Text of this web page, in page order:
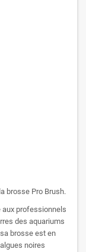
brosse Pro Brush.
aux professionnels
des aquariums
brosse est en
noires